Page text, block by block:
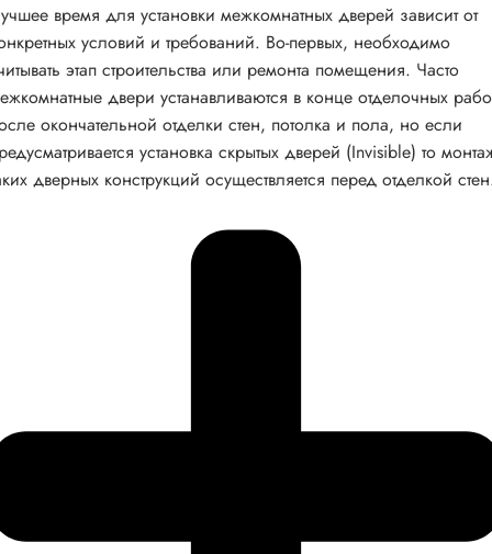
время для установки межкомнатных дверей зависит от
условий и требований. Во-первых, необходимо
этап строительства или ремонта помещения. Часто
двери устанавливаются в конце отделочных
окончательной отделки стен, потолка и пола, но если
установка скрытых дверей (Invisible) то
дверных конструкций осуществляется перед отделкой